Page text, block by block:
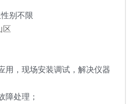
别不限
区
用，现场安装调试，解决仪器
障处理；